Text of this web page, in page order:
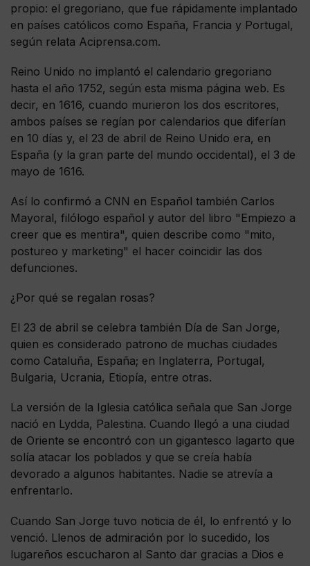
propio: el gregoriano, que fue rápidamente implantado
en países católicos como España, Francia y Portugal,
según relata Aciprensa.com.
Reino Unido no implantó el calendario gregoriano
hasta el año 1752, según esta misma página web. Es
decir, en 1616, cuando murieron los dos escritores,
ambos países se regían por calendarios que diferían
en 10 días y, el 23 de abril de Reino Unido era, en
España (y la gran parte del mundo occidental), el 3 de
mayo de 1616.
Así lo confirmó a CNN en Español también Carlos
Mayoral, filólogo español y autor del libro "Empiezo a
creer que es mentira", quien describe como "mito,
postureo y marketing" el hacer coincidir las dos
defunciones.
¿Por qué se regalan rosas?
El 23 de abril se celebra también Día de San Jorge,
quien es considerado patrono de muchas ciudades
como Cataluña, España; en Inglaterra, Portugal,
Bulgaria, Ucrania, Etiopía, entre otras.
La versión de la Iglesia católica señala que San Jorge
nació en Lydda, Palestina. Cuando llegó a una ciudad
de Oriente se encontró con un gigantesco lagarto que
solía atacar los poblados y que se creía había
devorado a algunos habitantes. Nadie se atrevía a
enfrentarlo.
Cuando San Jorge tuvo noticia de él, lo enfrentó y lo
venció. Llenos de admiración por lo sucedido, los
lugareños escucharon al Santo dar gracias a Dios e